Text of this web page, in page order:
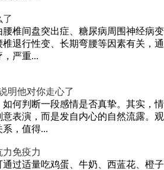
了
椎间盘突出症、糖尿病周围神经病
退行性变、长期弯腰等因素有关，
严重...
明他对你走心了
何判断一段感情是否真挚。其实，
表演，而是发自内心的自然流露。
，值得...
力免疫力
过适量吃鸡蛋、牛奶、西蓝花、橙